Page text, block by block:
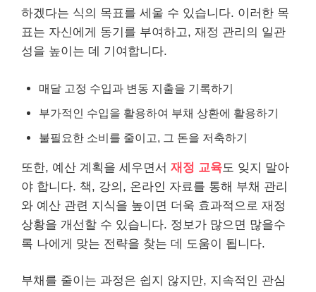
하겠다는 식의 목표를 세울 수 있습니다. 이러한 목
표는 자신에게 동기를 부여하고, 재정 관리의 일관
성을 높이는 데 기여합니다.
매달 고정 수입과 변동 지출을 기록하기
부가적인 수입을 활용하여 부채 상환에 활용하기
불필요한 소비를 줄이고, 그 돈을 저축하기
또한, 예산 계획을 세우면서 재정 교육도 잊지 말아
야 합니다. 책, 강의, 온라인 자료를 통해 부채 관리
와 예산 관련 지식을 높이면 더욱 효과적으로 재정
상황을 개선할 수 있습니다. 정보가 많으면 많을수
록 나에게 맞는 전략을 찾는 데 도움이 됩니다.
부채를 줄이는 과정은 쉽지 않지만, 지속적인 관심